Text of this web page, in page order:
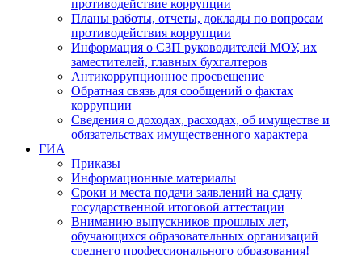
противодействие коррупции
Планы работы, отчеты, доклады по вопросам
противодействия коррупции
Информация о СЗП руководителей МОУ, их
заместителей, главных бухгалтеров
Антикоррупционное просвещение
Обратная связь для сообщений о фактах
коррупции
Сведения о доходах, расходах, об имуществе и
обязательствах имущественного характера
ГИА
Приказы
Информационные материалы
Сроки и места подачи заявлений на сдачу
государственной итоговой аттестации
Вниманию выпускников прошлых лет,
обучающихся образовательных организаций
среднего профессионального образования!